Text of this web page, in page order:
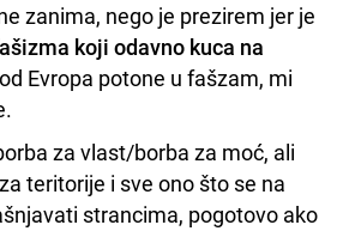
zanima, nego je prezirem jer je
koji odavno kuca na
Evropa potone u fašzam, mi
za vlast/borba za moć, ali
teritorije i sve ono što se na
strancima, pogotovo ako